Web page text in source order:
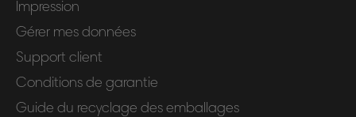
Impression
Gérer mes données
Support client
Conditions de garantie
Guide du recyclage des emballages